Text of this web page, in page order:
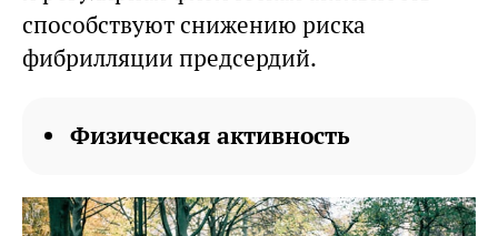
способствуют снижению риска
фибрилляции предсердий.
Физическая активность